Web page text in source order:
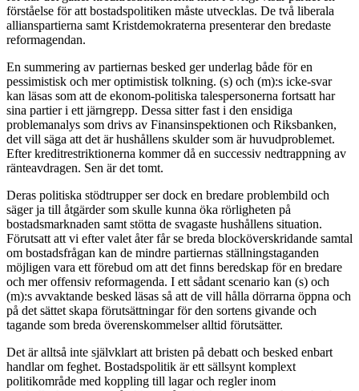
förståelse för att bostadspolitiken måste utvecklas. De två liberala
allianspartierna samt Kristdemokraterna presenterar den bredaste
reformagendan.
En summering av partiernas besked ger underlag både för en
pessimistisk och mer optimistisk tolkning. (s) och (m):s icke-svar
kan läsas som att de ekonom-politiska talespersonerna fortsatt har
sina partier i ett järngrepp. Dessa sitter fast i den ensidiga
problemanalys som drivs av Finansinspektionen och Riksbanken,
det vill säga att det är hushållens skulder som är huvudproblemet.
Efter kreditrestriktionerna kommer då en successiv nedtrappning av
ränteavdragen. Sen är det tomt.
Deras politiska stödtrupper ser dock en bredare problembild och
säger ja till åtgärder som skulle kunna öka rörligheten på
bostadsmarknaden samt stötta de svagaste hushållens situation.
Förutsatt att vi efter valet åter får se breda blocköverskridande samtal
om bostadsfrågan kan de mindre partiernas ställningstaganden
möjligen vara ett förebud om att det finns beredskap för en bredare
och mer offensiv reformagenda. I ett sådant scenario kan (s) och
(m):s avvaktande besked läsas så att de vill hålla dörrarna öppna och
på det sättet skapa förutsättningar för den sortens givande och
tagande som breda överenskommelser alltid förutsätter.
Det är alltså inte självklart att bristen på debatt och besked enbart
handlar om feghet. Bostadspolitik är ett sällsynt komplext
politikområde med koppling till lagar och regler inom